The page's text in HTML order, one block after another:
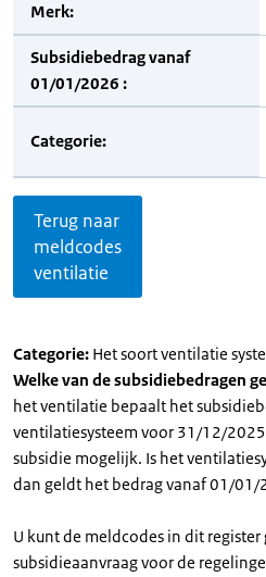
Merk:
Subsidiebedrag vanaf
01/01/2026 :
Categorie:
Terug naar
meldcodes
ventilatie
Categorie: Het soort ventilatie
Welke van de subsidiebedragen
het ventilatie bepaalt het
ventilatiesysteem voor 31/12/
subsidie mogelijk. Is het
dan geldt het bedrag vanaf 01/01/
U kunt de meldcodes in dit
subsidieaanvraag voor de